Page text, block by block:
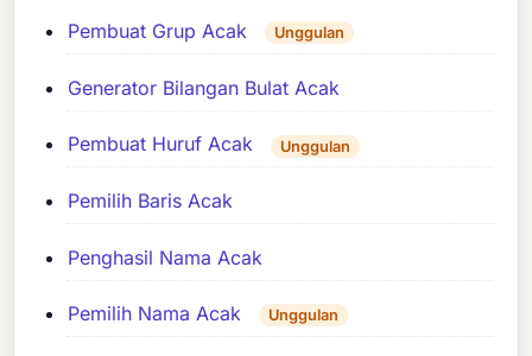
Pembuat Grup Acak Unggulan
Generator Bilangan Bulat Acak
Pembuat Huruf Acak Unggulan
Pemilih Baris Acak
Penghasil Nama Acak
Pemilih Nama Acak Unggulan